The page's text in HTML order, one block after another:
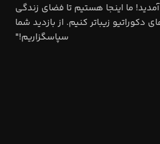
ما اینجا هستیم تا فضای زندگی
دکوراتیو زیباتر کنیم. از بازدید شما
سپاسگزاریم!"